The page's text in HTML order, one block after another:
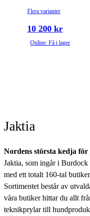
Flera varianter
10 200 kr
Online: Få i lager
Jaktia
Nordens största kedja
Jaktia, som ingår i
med ett totalt 160-tal
Sortimentet består av
våra butiker hittar du allt
teknikprylar till